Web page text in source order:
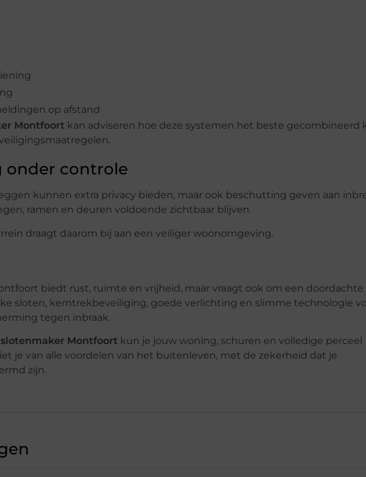
op afstand
Montfoort kan adviseren hoe deze systemen het beste gecombineerd
onder controle
kunnen extra privacy bieden, maar ook beschutting geven aan
ramen en deuren voldoende zichtbaar blijven.
draagt daarom bij aan een veiliger woonomgeving.
biedt rust, ruimte en vrijheid, maar vraagt ook om een doordachte
sloten, kerntrekbeveiliging, goede verlichting en slimme technologie
tegen inbraak.
slotenmaker Montfoort kun je jouw woning, schuren en volledige perceel
je van alle voordelen van het buitenleven, met de zekerheid dat je
zijn.